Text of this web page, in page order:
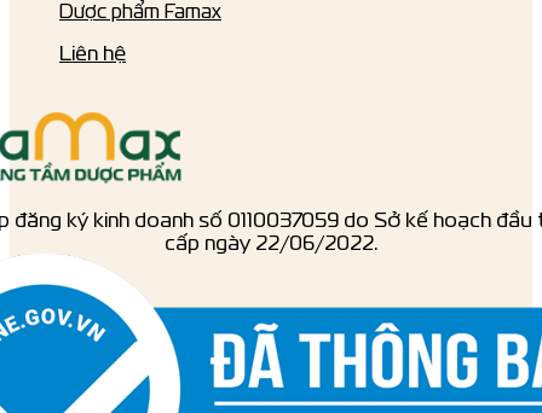
đăng ký kinh doanh số ‎0110037059 do Sở kế hoạch đầu
cấp ngày 22/06/2022.
Dược phẩm Famax
Liên hệ